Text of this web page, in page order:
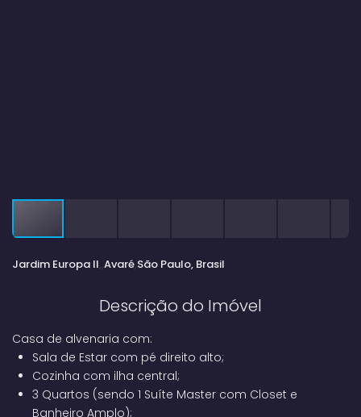
Jardim Europa II Avaré São Paulo, Brasil
Descrição do Imóvel
Casa de alvenaria com:
Sala de Estar com pé direito alto;
Cozinha com ilha central;
3 Quartos (sendo 1 Suíte Master com Closet e
Banheiro Amplo);